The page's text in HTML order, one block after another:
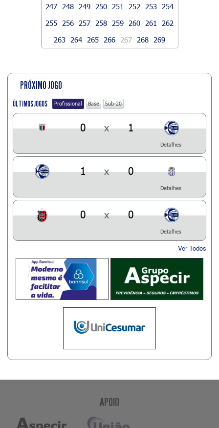
247
248 249 250 251 252 253
254
255
256 257 258 259 260 261
262
263
264 265 266 267 268 269
PRÓXIMO JOGO
ÚLTIMOS JOGOS Profissional Base Sub-20
0 x 1
Detalhes
1 x 0
Detalhes
0 x 0
Detalhes
Ver Todos
APOIO